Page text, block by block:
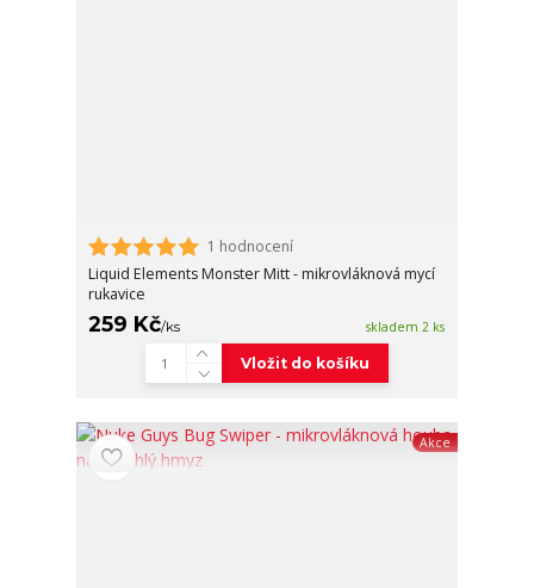
1 hodnocení
Liquid Elements Monster Mitt - mikrovláknová mycí
rukavice
259 Kč/ks skladem 2 ks
Vložit do košíku
Akce